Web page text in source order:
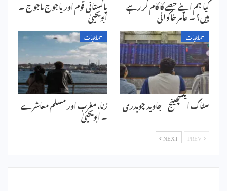
کیا ہم اپنے حصے کا کام کر رہے
ہیں؟ ۔ عامر خاکوانی
پاکستانی قوم اور یاجوج ماجوج ۔
ابویحییٰ
سماجیات
سٹاک ایکسچینج – جاوید چوہدری
سماجیات
زنا، مغرب اور مسلم معاشرے
۔ ابویحییٰ
NEXT